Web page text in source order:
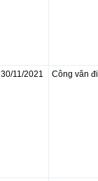
30/11/2021 Công văn đi